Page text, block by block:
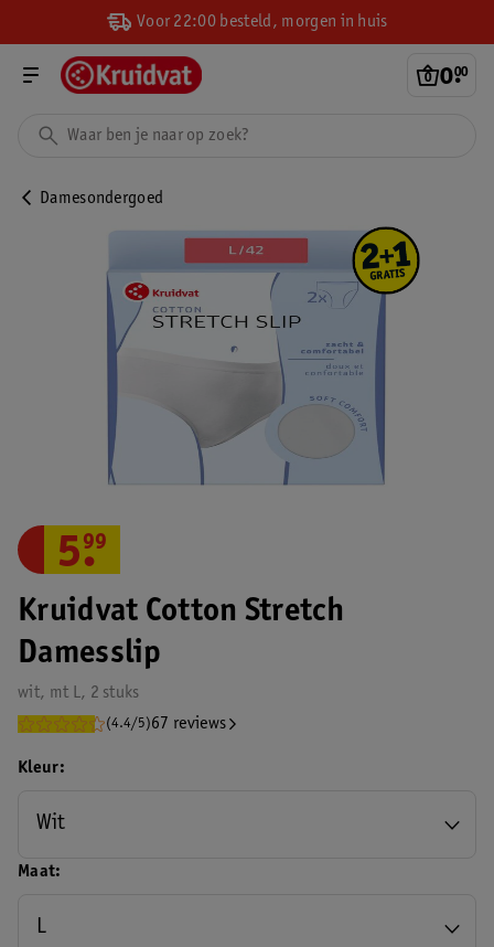
Voor 22:00 besteld, morgen in huis
0.
00
Damesondergoed
Kruidvat Cotton Stretch
Damesslip
wit, mt L, 2 stuks
(4.4/5)67 reviews
5.
99
Maat
L
Kleur
Wit